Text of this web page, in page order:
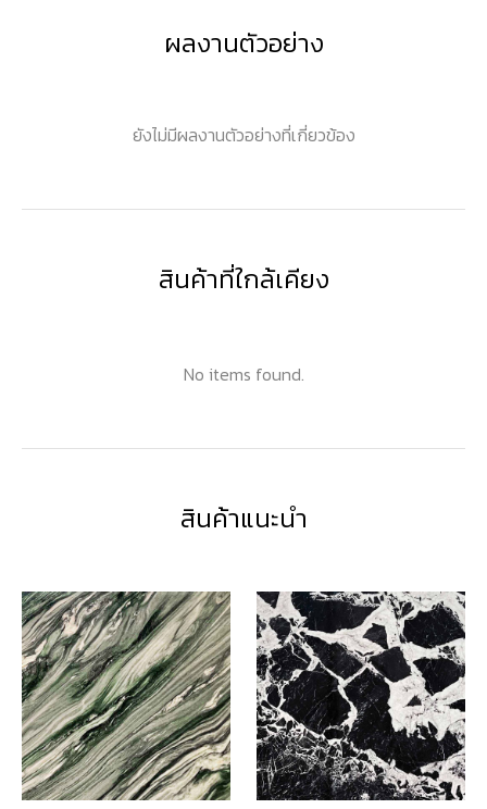
ผลงานตัวอย่าง
ยังไม่มีผลงานตัวอย่างที่เกี่ยวข้อง
สินค้าที่ใกล้เคียง
No items found.
สินค้าแนะนำ